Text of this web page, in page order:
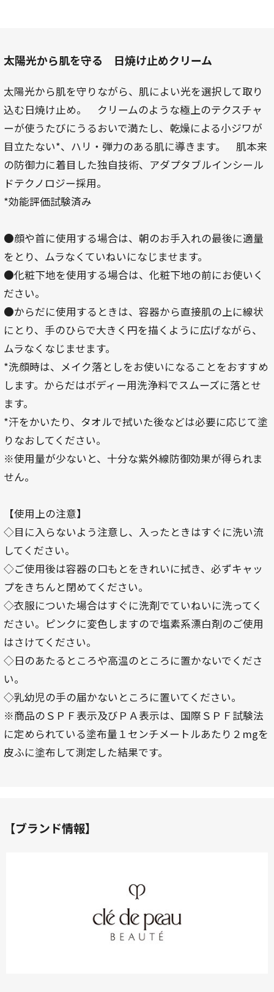
太陽光から肌を守る 日焼け止めクリーム
太陽光から肌を守りながら、肌によい光を選択して取り
込む日焼け止め。 クリームのような極上のテクスチャ
ーが使うたびにうるおいで満たし、乾燥による小ジワが
目立たない*、ハリ・弾力のある肌に導きます。 肌本来
の防御力に着目した独自技術、アダプタブルインシール
ドテクノロジー採用。
*効能評価試験済み
●顔や首に使用する場合は、朝のお手入れの最後に適量
をとり、ムラなくていねいになじませます。
●化粧下地を使用する場合は、化粧下地の前にお使いく
ださい。
●からだに使用するときは、容器から直接肌の上に線状
にとり、手のひらで大きく円を描くように広げながら、
ムラなくなじませます。
*洗顔時は、メイク落としをお使いになることをおすすめ
します。からだはボディー用洗浄料でスムーズに落とせ
ます。
*汗をかいたり、タオルで拭いた後などは必要に応じて塗
りなおしてください。
※使用量が少ないと、十分な紫外線防御効果が得られま
せん。
【使用上の注意】
◇目に入らないよう注意し、入ったときはすぐに洗い流
してください。
◇ご使用後は容器の口もとをきれいに拭き、必ずキャッ
プをきちんと閉めてください。
◇衣服についた場合はすぐに洗剤でていねいに洗ってく
ださい。ピンクに変色しますので塩素系漂白剤のご使用
はさけてください。
◇日のあたるところや高温のところに置かないでくださ
い。
◇乳幼児の手の届かないところに置いてください。
※商品のＳＰＦ表示及びＰＡ表示は、国際ＳＰＦ試験法
に定められている塗布量１センチメートルあたり２mgを
皮ふに塗布して測定した結果です。
【ブランド情報】